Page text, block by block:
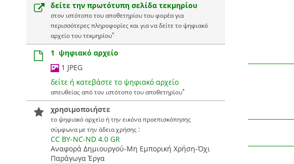
δείτε την πρωτότυπη σελίδα τεκμηρίου
στον ιστότοπο του αποθετηρίου του φορέα για
περισσότερες πληροφορίες και για να δείτε το ψηφιακό
αρχείο του τεκμηρίου*
1 ψηφιακό αρχείο
1 JPEG
δείτε ή κατεβάστε το ψηφιακό αρχείο
απευθείας από τον ιστότοπο του αποθετηρίου*
χρησιμοποιήστε
το ψηφιακό αρχείο ή την εικόνα προεπισκόπησης
σύμφωνα με την άδεια χρήσης :
CC BY-NC-ND 4.0 GR
Αναφορά Δημιουργού-Μη Εμπορική Χρήση-Όχι
Παράγωγα Έργα